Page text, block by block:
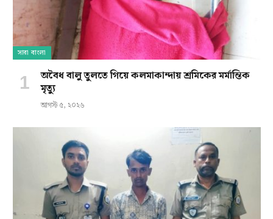
সারা বাংলা
অবৈধ বালু তুলতে গিয়ে কলমাকান্দায় শ্রমিকের মর্মান্তিক
মৃত্যু
আগস্ট ৫, ২০২৬